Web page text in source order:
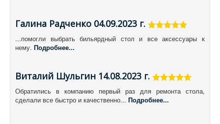
Галина Радченко 04.09.2023 г.
...помогли выбрать бильярдный стол и все аксессуары к
нему. Подробнее...
Виталий Шульгин 14.08.2023 г.
Обратились в компанию первый раз для ремонта стола,
сделали все быстро и качественно... Подробнее...